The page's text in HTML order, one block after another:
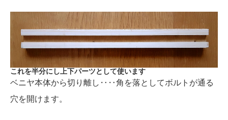
これを半分にし上下パーツとして使います
ベニヤ本体から切り離し‥‥角を落としてボルトが通る
穴を開けます。